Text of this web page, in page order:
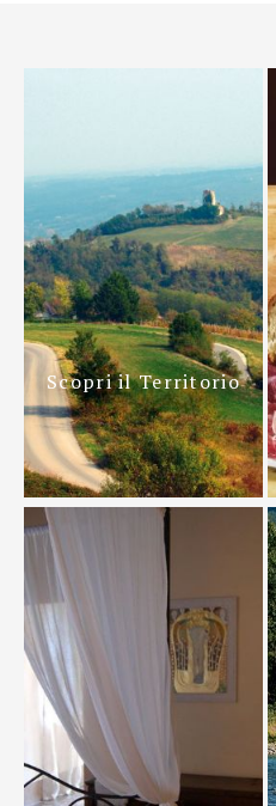
Scopri il Territorio